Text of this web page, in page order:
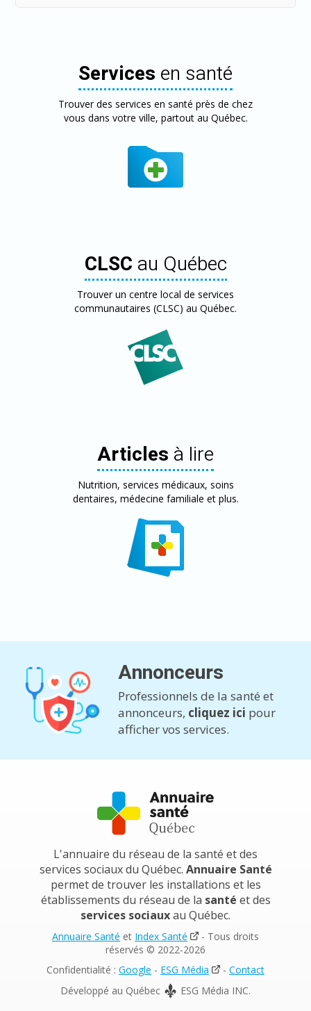
Services en santé
Trouver des services en santé près de chez
vous dans votre ville, partout au Québec.
CLSC au Québec
Trouver un centre local de services
communautaires (CLSC) au Québec.
Articles à lire
Nutrition, services médicaux, soins
dentaires, médecine familiale et plus.
Annonceurs
Professionnels de la santé et
annonceurs, cliquez ici pour
afficher vos services.
L'annuaire du réseau de la santé et des
services sociaux du Québec. Annuaire Santé
permet de trouver les installations et les
établissements du réseau de la santé et des
services sociauxau Québec.
Annuaire Santé et Index Santé
- Tous droits
réservés © 2022-2026
Confidentialité : Google - ESG Média - Contact
Développé au Québec
ESG Média INC.